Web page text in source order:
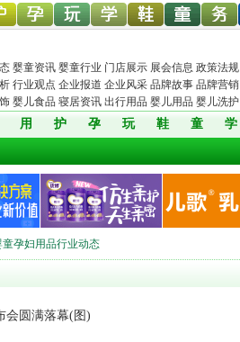
网 具网 育 鞋网 装 构
婴童资讯 婴童行业 门店展示 展会信息 政策法规
行业观点 企业报道 企业风采 品牌故事 品牌营销
婴儿食品 寝居资讯 出行用品 婴儿用品 婴儿洗护
用 护 孕 玩 鞋 童 学
童孕妇用品行业动态
会圆满落幕(图)